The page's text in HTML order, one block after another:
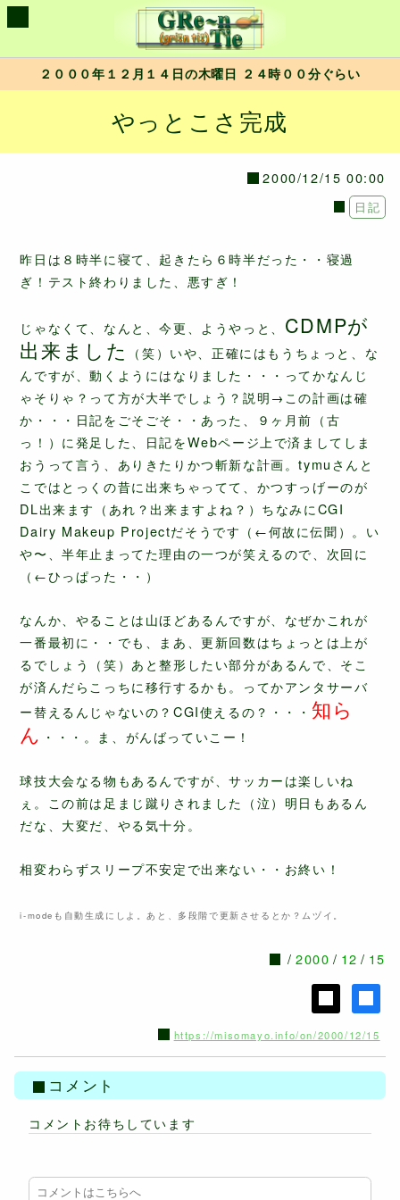
２０００年１２月１４日の木曜日 ２４時００分ぐらい
やっとこさ完成
2000/12/15 00:00
日記
昨日は８時半に寝て、起きたら６時半だった・・寝過
ぎ！テスト終わりました、悪すぎ！
じゃなくて、なんと、今更、ようやっと、 CDMPが
出来ました
（笑）いや、正確にはもうちょっと、な
んですが、動くようにはなりました・・・ってかなんじ
ゃそりゃ？って方が大半でしょう？説明→この計画は確
か・・・日記をごそごそ・・あった、９ヶ月前（古
っ！）に発足した、日記をWebページ上で済ましてしま
おうって言う、ありきたりかつ斬新な計画。tymuさんと
こではとっくの昔に出来ちゃってて、かつすっげーのが
DL出来ます（あれ？出来ますよね？）ちなみにCGI
Dairy Makeup Projectだそうです（←何故に伝聞）。い
や〜、半年止まってた理由の一つが笑えるので、次回に
（←ひっぱった・・）
なんか、やることは山ほどあるんですが、なぜかこれが
一番最初に・・でも、まあ、更新回数はちょっとは上が
るでしょう（笑）あと整形したい部分があるんで、そこ
が済んだらこっちに移行するかも。ってかアンタサーバ
ー替えるんじゃないの？CGI使えるの？・・・ 知ら
ん ・・・。ま、がんばっていこー！
球技大会なる物もあるんですが、サッカーは楽しいね
ぇ。この前は足まじ蹴りされました（泣）明日もあるん
だな、大変だ、やる気十分。
相変わらずスリープ不安定で出来ない・・お終い！
i-modeも自動生成にしよ。あと、多段階で更新させるとか？ムヅイ。
2000 12 15
https://misomayo.info/on/2000/12/15
コメント
コメントお待ちしています